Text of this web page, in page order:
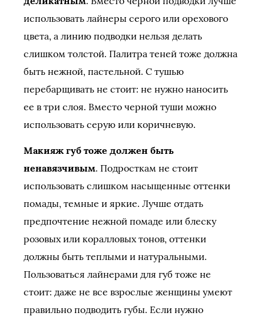
использовать лайнеры серого или орехового
цвета, а линию подводки нельзя делать
слишком толстой. Палитра теней тоже должна
быть нежной, пастельной. С тушью
перебарщивать не стоит: не нужно наносить
ее в три слоя. Вместо черной туши можно
использовать серую или коричневую.
Макияж губ тоже должен быть
ненавязчивым. Подросткам не стоит
использовать слишком насыщенные оттенки
помады, темные и яркие. Лучше отдать
предпочтение нежной помаде или блеску
розовых или коралловых тонов, оттенки
должны быть теплыми и натуральными.
Пользоваться лайнерами для губ тоже не
стоит: даже не все взрослые женщины умеют
правильно подводить губы. Если нужно